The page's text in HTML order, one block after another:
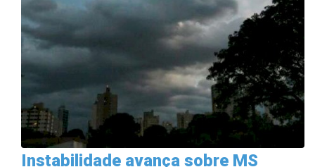
Instabilidade avança sobre MS